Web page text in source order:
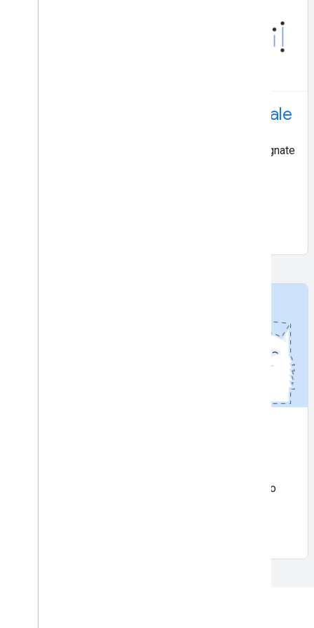
Riconoscimento inchiostro digitale
Riconosce il testo scritto a mano e le forme disegnate
Separa i soggetti (persone, animali o oggetti) dallo